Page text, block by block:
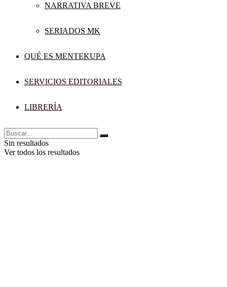
NARRATIVA BREVE
SERIADOS MK
QUÉ ES MENTEKUPA
SERVICIOS EDITORIALES
LIBRERÍA
Sin resultados
Ver todos los resultados